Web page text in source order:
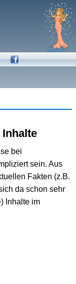
Formulare
Spartipps
Versicherungen
bei
sein. Aus
Fakten (z.B.
da schon sehr
Inhalte im
μCMS α1.6
Validate HTML
Validate CSS
Check Links
Manage Files
↑E
↑C Create New Page